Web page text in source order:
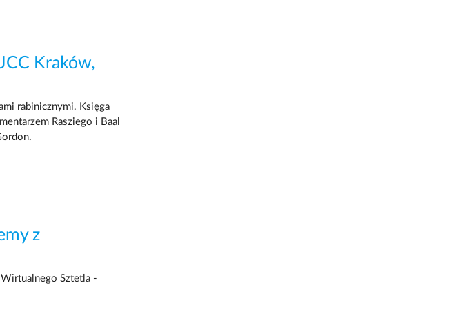
Kraków,
rabinicznymi. Księga
Rasziego i Baal
z
Sztetla -